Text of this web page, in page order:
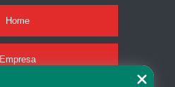
Home
Empresa